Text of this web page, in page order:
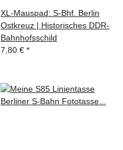
XL-Mauspad: S-Bhf. Berlin
Ostkreuz | Historisches DDR-
Bahnhofsschild
7,80 € *